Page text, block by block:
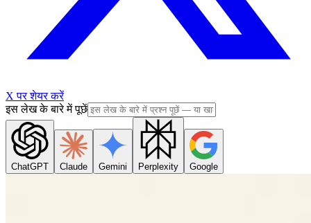
X पर शेयर करें
इस लेख के बारे में पूछें
ChatGPT Claude Gemini Perplexity Google